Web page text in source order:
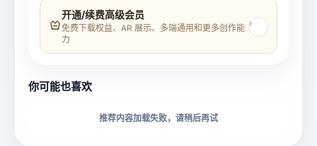
模型名称
材质贴图
开通/续费高级会员
免费下载权益、AR 展示、多端通用和更多创作能
力
›
你可能也喜欢
推荐内容加载失败，请稍后再试